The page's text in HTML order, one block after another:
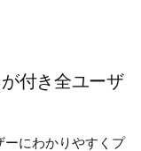
付き全ユーザ
ーにわかりやすくプ